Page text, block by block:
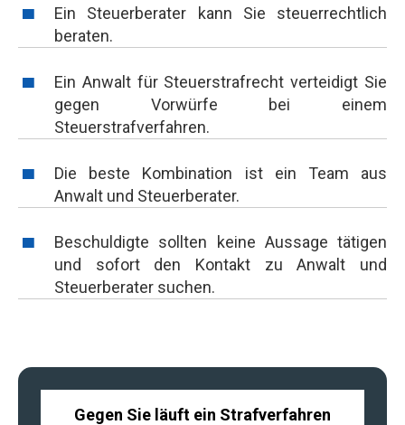
Ein Steuerberater kann Sie steuerrechtlich
beraten.
Ein Anwalt für Steuerstrafrecht verteidigt Sie
gegen Vorwürfe bei einem
Steuerstrafverfahren.
Die beste Kombination ist ein Team aus
Anwalt und Steuerberater.
Beschuldigte sollten keine Aussage tätigen
und sofort den Kontakt zu Anwalt und
Steuerberater suchen.
Gegen Sie läuft ein Strafverfahren